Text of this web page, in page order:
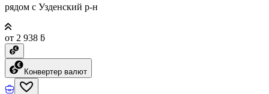
рядом с Узденский р-н
от 2 938 ƃ
Конвертер валют